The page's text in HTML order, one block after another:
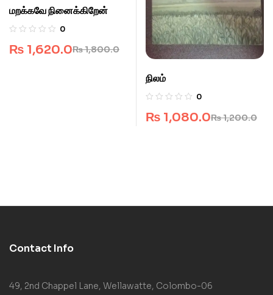
மறக்கவே நினைக்கிறேன்
0
₨1,800.0
₨ 1,620.0
நிலம்
0
₨1,200.0
₨ 1,080.0
Contact Info
49, 2nd Chappel Lane, Wellawatte, Colombo-06